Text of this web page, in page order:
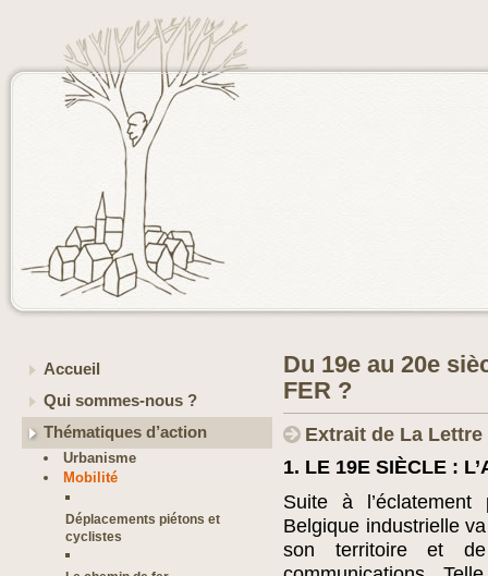
Accueil
Qui sommes-nous ?
Thématiques d’action
Urbanisme
Mobilité
Déplacements piétons et
cyclistes
Du 19e au 20e
FER ?
Extrait de La Lettre
1. LE 19E SIÈCLE :
Suite à
Belgique industrielle
son territoire et